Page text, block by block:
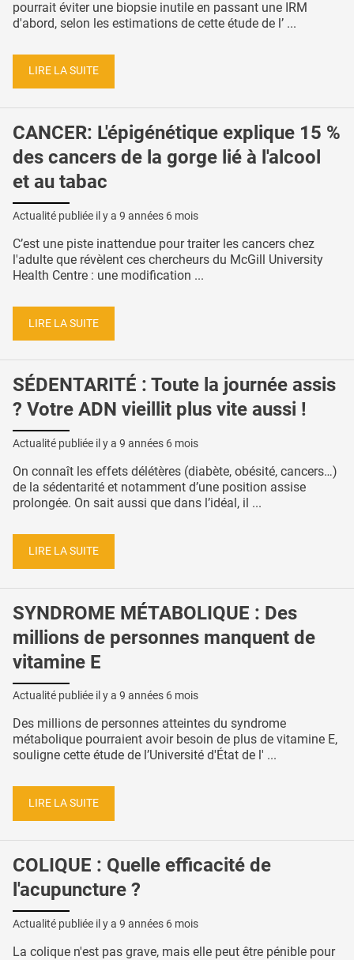
pourrait éviter une biopsie inutile en passant une IRM
d'abord, selon les estimations de cette étude de l’ ...
LIRE LA SUITE
CANCER: L'épigénétique explique 15 %
des cancers de la gorge lié à l'alcool
et au tabac
Actualité publiée il y a 9 années 6 mois
C’est une piste inattendue pour traiter les cancers chez
l'adulte que révèlent ces chercheurs du McGill University
Health Centre : une modification ...
LIRE LA SUITE
SÉDENTARITÉ : Toute la journée assis
? Votre ADN vieillit plus vite aussi !
Actualité publiée il y a 9 années 6 mois
On connaît les effets délétères (diabète, obésité, cancers…)
de la sédentarité et notamment d’une position assise
prolongée. On sait aussi que dans l’idéal, il ...
LIRE LA SUITE
SYNDROME MÉTABOLIQUE : Des
millions de personnes manquent de
vitamine E
Actualité publiée il y a 9 années 6 mois
Des millions de personnes atteintes du syndrome
métabolique pourraient avoir besoin de plus de vitamine E,
souligne cette étude de l’Université d'État de l' ...
LIRE LA SUITE
COLIQUE : Quelle efficacité de
l'acupuncture ?
Actualité publiée il y a 9 années 6 mois
La colique n'est pas grave, mais elle peut être pénible pour